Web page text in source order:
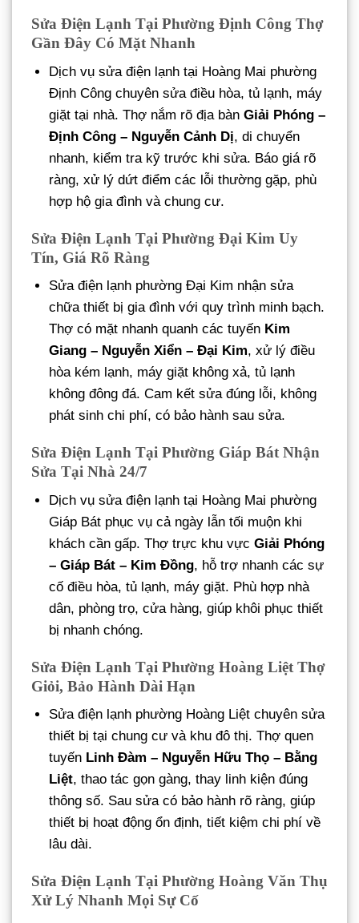
Sửa Điện Lạnh Tại Phường Định Công Thợ
Gần Đây Có Mặt Nhanh
Dịch vụ sửa điện lạnh tại Hoàng Mai phường
Định Công chuyên sửa điều hòa, tủ lạnh, máy
giặt tại nhà. Thợ nắm rõ địa bànGiải Phóng –
Định Công – Nguyễn Cảnh Dị, di chuyển
nhanh, kiểm tra kỹ trước khi sửa. Báo giá rõ
ràng, xử lý dứt điểm các lỗi thường gặp, phù
hợp hộ gia đình và chung cư.
Sửa Điện Lạnh Tại Phường Đại Kim Uy
Tín, Giá Rõ Ràng
Sửa điện lạnh phường Đại Kim nhận sửa
chữa thiết bị gia đình với quy trình minh bạch.
Thợ có mặt nhanh quanh các tuyến Kim
Giang – Nguyễn Xiển – Đại Kim, xử lý điều
hòa kém lạnh, máy giặt không xả, tủ lạnh
không đông đá. Cam kết sửa đúng lỗi, không
phát sinh chi phí, có bảo hành sau sửa.
Sửa Điện Lạnh Tại Phường Giáp Bát Nhận
Sửa Tại Nhà 24/7
Dịch vụ sửa điện lạnh tại Hoàng Mai phường
Giáp Bát phục vụ cả ngày lẫn tối muộn khi
khách cần gấp. Thợ trực khu vựcGiải Phóng
– Giáp Bát – Kim Đồng, hỗ trợ nhanh các sự
cố điều hòa, tủ lạnh, máy giặt. Phù hợp nhà
dân, phòng trọ, cửa hàng, giúp khôi phục thiết
bị nhanh chóng.
Sửa Điện Lạnh Tại Phường Hoàng Liệt Thợ
Giỏi, Bảo Hành Dài Hạn
Sửa điện lạnh phường Hoàng Liệt chuyên sửa
thiết bị tại chung cư và khu đô thị. Thợ quen
tuyến Linh Đàm – Nguyễn Hữu Thọ – Bằng
Liệt, thao tác gọn gàng, thay linh kiện đúng
thông số. Sau sửa có bảo hành rõ ràng, giúp
thiết bị hoạt động ổn định, tiết kiệm chi phí về
lâu dài.
Sửa Điện Lạnh Tại Phường Hoàng Văn Thụ
Xử Lý Nhanh Mọi Sự Cố